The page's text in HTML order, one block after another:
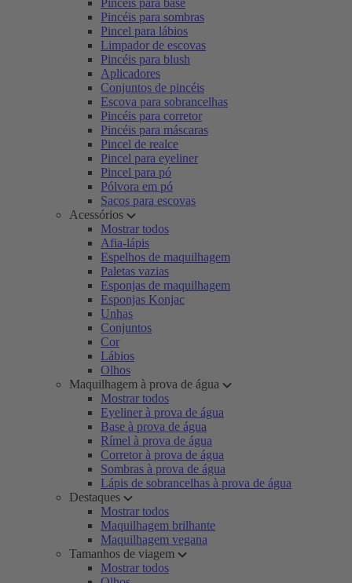
Pincéis para base
Pincéis para sombras
Pincel para lábios
Limpador de escovas
Pincéis para blush
Aplicadores
Conjuntos de pincéis
Escova para sobrancelhas
Pincéis para corretor
Pincéis para máscaras
Pincel de realce
Pincel para eyeliner
Pincel para pó
Pólvora em pó
Sacos para escovas
Acessórios
Mostrar todos
Afia-lápis
Espelhos de maquilhagem
Paletas vazias
Esponjas de maquilhagem
Esponjas Konjac
Unhas
Conjuntos
Cor
Lábios
Olhos
Maquilhagem à prova de água
Mostrar todos
Eyeliner à prova de água
Base à prova de água
Rímel à prova de água
Corretor à prova de água
Sombras à prova de água
Lápis de sobrancelhas à prova de água
Destaques
Mostrar todos
Maquilhagem brilhante
Maquilhagem vegana
Tamanhos de viagem
Mostrar todos